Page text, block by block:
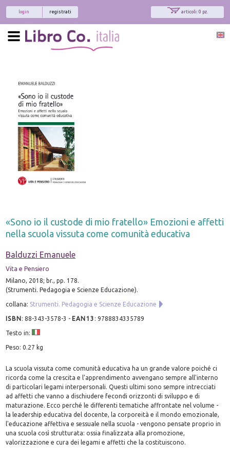
articoli: 0 pz.
registrati
login
«Sono io il custode di mio fratello» Emozioni e affetti
nella scuola vissuta come comunità educativa
Balduzzi Emanuele
Vita e Pensiero
Milano, 2018; br., pp. 178.
(Strumenti. Pedagogia e Scienze Educazione).
collana: Strumenti. Pedagogia e Scienze Educazione
ISBN:88-343-3578-3 - EAN13 :9788834335789
Testo in:
Peso: 0.27 kg
La scuola vissuta come comunità educativa ha un grande valore poiché ci
ricorda come la crescita e l'apprendimento avvengano sempre all'interno
di particolari legami interpersonali. Questi ultimi sono sempre intrecciati
ad affetti che vanno a dischiudere fecondi orizzonti di sviluppo e di
maturazione. Ecco perché le differenti tematiche affrontate nel volume -
la leadership educativa del docente, la corporeità e il mondo emozionale,
l'educazione affettiva e sessuale nella scuola - vengono pensate proprio in
una scuola così strutturata: ossia finalizzata alla promozione,
valorizzazione e cura dei legami e affetti che la costituiscono.